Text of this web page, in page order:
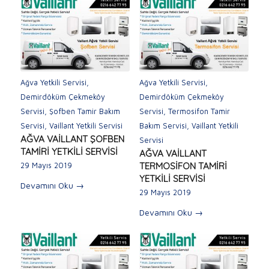
Ağva Yetkili Servisi
Demirdöküm Çekmeköy
Servisi Şofben Tamir Bakım
Servisi Vaillant Yetkili Servisi
AĞVA VAİLLANT ŞOFBEN
TAMİRİ YETKİLİ SERVİSİ
29 Mayıs 2019
Devamını Oku →
Ağva Yetkili Servisi
Demirdöküm Çekmeköy
Servisi Termosifon Tamir
Bakım Servisi Vaillant Yetkili
Servisi
AĞVA VAİLLANT
TERMOSİFON TAMİRİ
YETKİLİ SERVİSİ
29 Mayıs 2019
Devamını Oku →